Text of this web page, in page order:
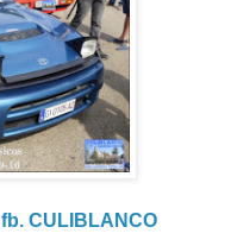
fb. CULIBLANCO